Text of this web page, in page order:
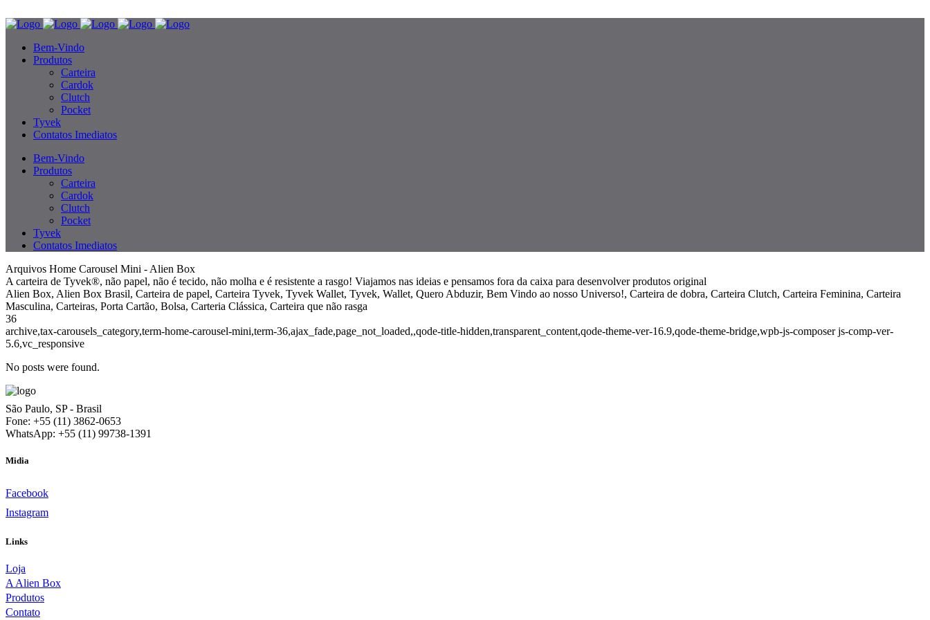
Bem-Vindo
Produtos
Carteira
Cardok
Clutch
Pocket
Tyvek
Contatos Imediatos
Bem-Vindo
Produtos
Carteira
Cardok
Clutch
Pocket
Tyvek
Contatos Imediatos
Arquivos Home Carousel Mini - Alien Box
A carteira de Tyvek®, não papel, não é tecido, não molha e é resistente a rasgo! Viajamos nas ideias e pensamos fora da caixa para desenvolver produtos original
Alien Box, Alien Box Brasil, Carteira de papel, Carteira Tyvek, Tyvek Wallet, Tyvek, Wallet, Quero Abduzir, Bem Vindo ao nosso Universo!, Carteira de dobra, Carteira Clutch, Carteira Feminina, Carteira
Masculina, Carteiras, Porta Cartão, Bolsa, Carteria Clássica, Carteira que não rasga
36
archive,tax-carousels_category,term-home-carousel-mini,term-36,ajax_fade,page_not_loaded,,qode-title-hidden,transparent_content,qode-theme-ver-16.9,qode-theme-bridge,wpb-js-composer js-comp-ver-
5.6,vc_responsive
No posts were found.
São Paulo, SP - Brasil
Fone: +55 (11) 3862-0653
WhatsApp: +55 (11) 99738-1391‬
Midia
Facebook
Instagram
Links
Loja
A Alien Box
Produtos
Contato